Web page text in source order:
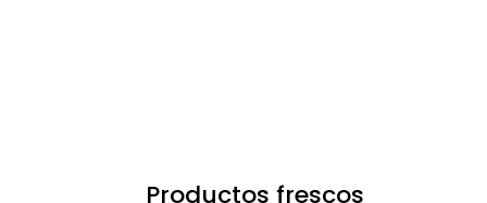
Productos frescos